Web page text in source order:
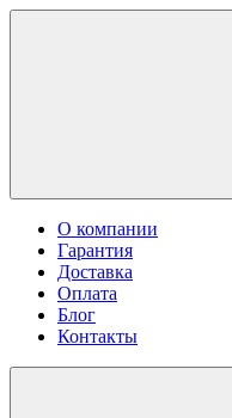
О компании
Гарантия
Доставка
Оплата
Блог
Контакты